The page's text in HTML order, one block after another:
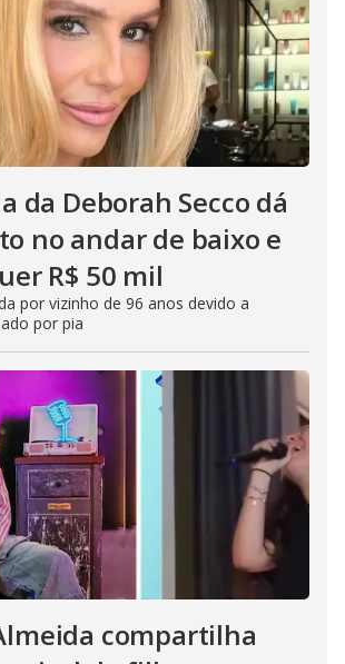
da Deborah Secco dá
no andar de baixo e
R$ 50 mil
por vizinho de 96 anos devido a
por pia
compartilha